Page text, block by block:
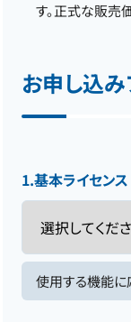
す。正式な販売
お申し込み
1.基本ライセンス
使用する機能に